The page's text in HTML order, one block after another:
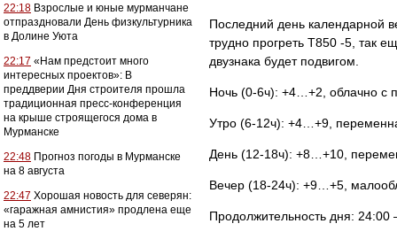
22:18 Взрослые и юные мурманчане
отпраздновали День физкультурника
в Долине Уюта
22:17 «Нам предстоит много
интересных проектов»: В
преддверии Дня строителя прошла
традиционная пресс-конференция
на крыше строящегося дома в
Мурманске
22:48 Прогноз погоды в Мурманске
на 8 августа
22:47 Хорошая новость для северян:
«гаражная амнистия» продлена еще
на 5 лет
Последний день календарной
трудно прогреть Т850 -5, так
двузнака будет подвигом.
Ночь (0-6ч): +4…+2, облачно с
Утро (6-12ч): +4…+9,
День (12-18ч): +8…+10,
Вечер (18-24ч): +9…+5,
Продолжительность дня: 24:00